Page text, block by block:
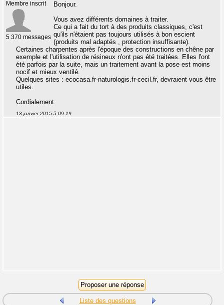
Membre inscrit
5 370 messages
Bonjour.
Vous avez différents domaines à traiter.
Ce qui a fait du tort à des produits classiques, c'est
qu'ils n'étaient pas toujours utilisés à bon escient
(produits mal adaptés , protection insuffisante).
Certaines charpentes après l'époque des constructions en chêne par
exemple et l'utilisation de résineux n'ont pas été traitées. Elles l'ont
été parfois par la suite, mais un traitement avant la pose est moins
nocif et mieux ventilé.
Quelques sites : ecocasa.fr-naturologis.fr-cecil.fr, devraient vous être
utiles.
Cordialement.
13 janvier 2015 à 09:19
Liste des questions